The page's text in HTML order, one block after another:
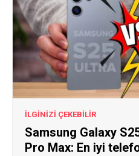
İLGİNİZİ ÇEKEBİLİR
Samsung Galaxy
Pro Max: En iyi